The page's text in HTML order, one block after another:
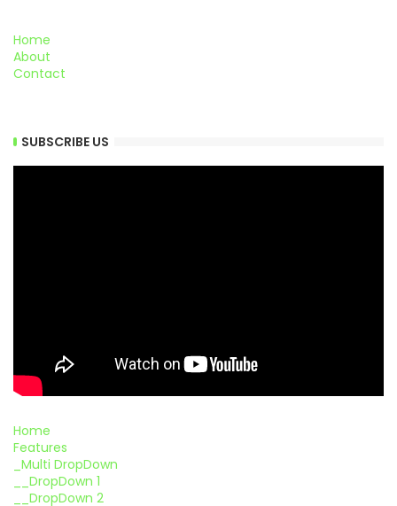
Home
About
Contact
SUBSCRIBE US
Home
Features
_Multi DropDown
__DropDown 1
__DropDown 2